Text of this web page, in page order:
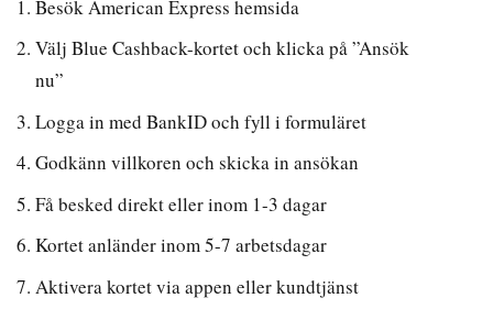
Besök American Express hemsida
Välj Blue Cashback-kortet och klicka på ”Ansök
nu”
Logga in med BankID och fyll i formuläret
Godkänn villkoren och skicka in ansökan
Få besked direkt eller inom 1-3 dagar
Kortet anländer inom 5-7 arbetsdagar
Aktivera kortetvia appen eller kundtjänst